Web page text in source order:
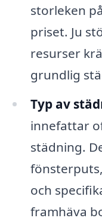
storleken
priset. Ju
resurser
grundlig
Typ av
innefattar
städning.
och
framhäva